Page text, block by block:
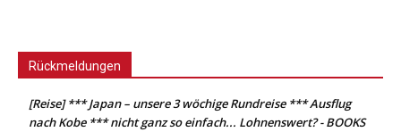
Rückmeldungen
[Reise] *** Japan – unsere 3 wöchige Rundreise *** Ausflug
nach Kobe *** nicht ganz so einfach... Lohnenswert? - BOOKS